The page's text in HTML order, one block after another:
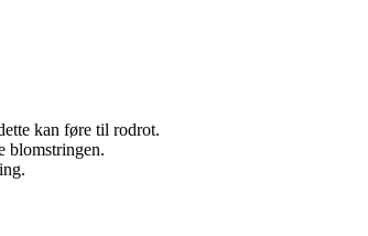
kan føre til rodrot.
blomstringen.